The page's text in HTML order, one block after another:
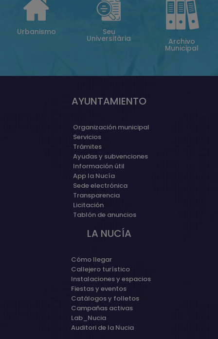
Urbanismo Seu
Universitària Archivo
Municipal
AYUNTAMIENTO
Organización municipal
Servicios
Trámites
Ayudas y subvenciones
Información útil
App la Nucía
Sede electrónica
Transparencia
Licitación
Tablón de anuncios
LA NUCÍA
Cómo llegar
Callejero turístico
Instalaciones y espacios
Fiestas y eventos
Catálogos y folletos
Campañas activas
Lab_Nucia
Auditori de la Nucia